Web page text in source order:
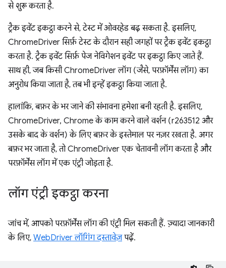
से शुरू करता है.
ट्रैक इवेंट इकट्ठा करने से, टेस्ट में ओवरहेड बढ़ सकता है. इसलिए,
ChromeDriver सिर्फ़ टेस्ट के दौरान सही जगहों पर ट्रैक इवेंट इकट्ठा
करता है. ट्रैक इवेंट सिर्फ़ पेज नेविगेशन इवेंट पर इकट्ठा किए जाते हैं.
साथ ही, जब किसी ChromeDriver लॉग (जैसे, परफ़ॉर्मेंस लॉग) का
अनुरोध किया जाता है, तब भी इन्हें इकट्ठा किया जाता है.
हालांकि, बफ़र के भर जाने की संभावना हमेशा बनी रहती है. इसलिए,
ChromeDriver, Chrome के काम करने वाले वर्शन (r263512 और
उसके बाद के वर्शन) के लिए बफ़र के इस्तेमाल पर नज़र रखता है. अगर
बफ़र भर जाता है, तो ChromeDriver एक चेतावनी लॉग करता है और
परफ़ॉर्मेंस लॉग में एक एंट्री जोड़ता है.
लॉग एंट्री इकट्ठा करना
जांच में, आपको परफ़ॉर्मेंस लॉग की एंट्री मिल सकती हैं. ज़्यादा जानकारी
के लिए, WebDriver लॉगिंग दस्तावेज़पढ़ें.